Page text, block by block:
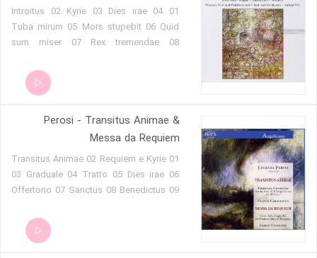
01 Introitus 02 Kyrie 03 Dies irae 04
Tuba mirum 05 Mors stupebit 06 Quid
sum miser 07 Rex tremendae 08
tanquam reus 10 Lacrimosa 11 Sanctus
12 Agnus Dei 13 Lux aeterna 14 Libera
Libera animas 17 The Dream Of Jacob -
Lento (New Sanctus)
Perosi - Transitus Animae &
Messa da Requiem
01 Transitus Animae 02 Requiem e Kyrie
03 Graduale 04 Tratto 05 Dies irae 06
Offertorio 07 Sanctus 08 Benedictus 09